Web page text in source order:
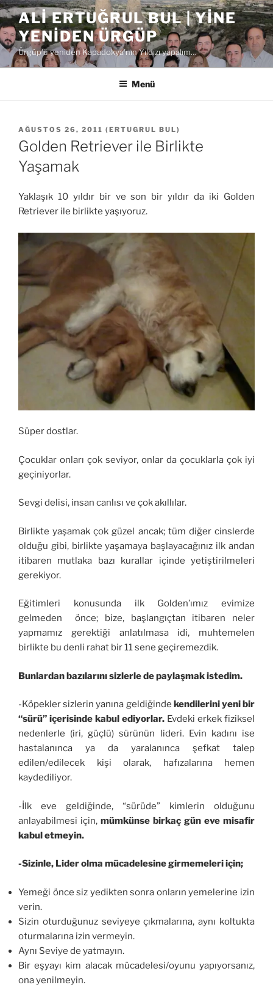
İçeriğe
geç ALI ERTUĞRUL BUL | YINE
YENIDEN ÜRGÜP
Ürgüp'ü yeniden Kapadokya'nın Yıldızı yapalım…
Menü
YAYIM
TARIHI
AĞUSTOS 26, 2011 ( ERTUGRUL BUL)
Golden Retriever ile Birlikte
Yaşamak
Yaklaşık 10 yıldır bir ve son bir yıldır da iki Golden
Retriever ile birlikte yaşıyoruz.
Süper dostlar.
Çocuklar onları çok seviyor, onlar da çocuklarla çok iyi
geçiniyorlar.
Sevgi delisi, insan canlısı ve çok akıllılar.
Birlikte yaşamak çok güzel ancak; tüm diğer cinslerde
olduğu gibi, birlikte yaşamaya başlayacağınız ilk andan
itibaren mutlaka bazı kurallar içinde yetiştirilmeleri
gerekiyor.
Eğitimleri konusunda ilk Golden’ımız evimize
gelmeden önce; bize, başlangıçtan itibaren neler
yapmamız gerektiği anlatılmasa idi, muhtemelen
birlikte bu denli rahat bir 11 sene geçiremezdik.
Bunlardan bazılarını sizlerle de paylaşmak istedim.
-Köpekler sizlerin yanına geldiğinde kendilerini yeni bir
“sürü” içerisinde kabul ediyorlar. Evdeki erkek fiziksel
nedenlerle (iri, güçlü) sürünün lideri. Evin kadını ise
hastalanınca ya da yaralanınca şefkat talep
edilen/edilecek kişi olarak, hafızalarına hemen
kaydediliyor.
-İlk eve geldiğinde, “sürüde” kimlerin olduğunu
anlayabilmesi için, mümkünse birkaç gün eve misafir
kabul etmeyin.
-Sizinle, Lider olma mücadelesine girmemeleri için;
Yemeği önce siz yedikten sonra onların yemelerine izin
verin.
Sizin oturduğunuz seviyeye çıkmalarına, aynı koltukta
oturmalarına izin vermeyin.
Aynı Seviye de yatmayın.
Bir eşyayı kim alacak mücadelesi/oyunu yapıyorsanız,
ona yenilmeyin.